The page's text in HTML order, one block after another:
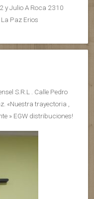
y Julio A Roca 2310
Paz Erios
S.R.L . Calle Pedro
«Nuestra trayectoria ,
» EGW distribuciones!